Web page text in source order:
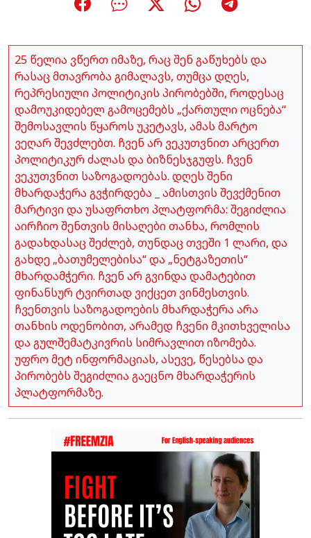
25 წელია ვწერთ იმაზე, რაც შენ გაწუხებს და
რასაც მთავრობა გიმალავს, თუმცა დღეს,
რეპრესიული პოლიტიკის პირობებში, როდესაც
დამოუკიდებელ გამოცემებს „ქართული ოცნება“
შემოსავლის წყაროს უკეტავს, ამას მარტო
ვეღარ შევძლებთ. ჩვენ არ ვეკუთვნით არცერთ
პოლიტიკურ ძალას და ბიზნესჯგუფს. ჩვენ
ვეკუთვნით საზოგადოებას. დღეს შენი
მხარდაჭერა გვჭირდება _ ამისთვის შევქმენით
მარტივი და უსაფრთხო პლატფორმა: შეგიძლია
აირჩიო შენთვის მისაღები თანხა, რომლის
გადახდასაც შეძლებ, თუნდაც თვეში 1 ლარი, და
გახდე „ბათუმელებისა“ და „ნეტგაზეთის“
მხარდამჭერი. ჩვენ არ გვინდა დამატებით
ფინანსურ ტვირთად ვიქცეთ ვინმესთვის.
ჩვენთვის საზოგადოების მხარდაჭერა არა
თანხის ოდენობით, არამედ ჩვენი მკითხველისა
და გულშემატკივრის სიმრავლით იზომება.
უფრო მეტ ინფორმაციას, ასევე, წესებსა და
პირობებს შეგიძლია გაეცნო მხარდაჭერის
პლატფორმაზე.